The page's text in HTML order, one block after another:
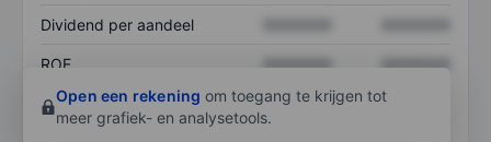
Dividend per aandeel
ROE XXXXXXX
XXXXXXX
Open een rekening om toegang te krijgen tot
meer grafiek- en analysetools.